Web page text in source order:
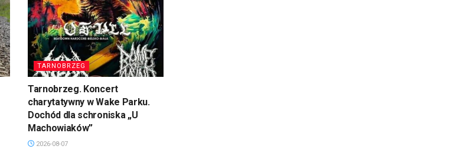
TARNOBRZEG
Tarnobrzeg. Koncert
charytatywny w Wake Parku.
Dochód dla schroniska „U
Machowiaków”
2026-08-07